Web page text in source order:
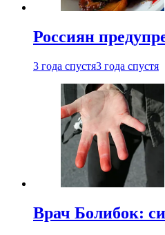
Россиян
3 года спустя3 года спустя
Врач Болибок: